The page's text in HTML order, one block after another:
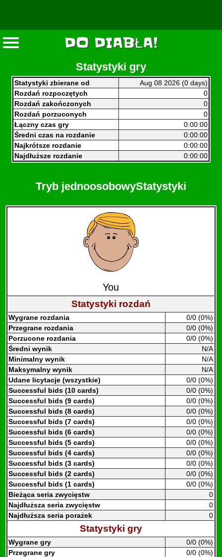
DO DIABŁA!
Statystyki gry
Statystyki zbierane od
Aug 08 2026 (0 days)
Rozdań rozpoczętych
0
Rozdań zakończonych
0
Rozdań porzuconych
0
Łączny czas gry
0:00:00
Średni czas na rozdanie
0:00:00
Najkrótsze rozdanie
0:00:00
Najdłuższe rozdanie
0:00:00
Tryb jednoosobowyStatystyki
You
Statystyki rozdań
Wygrane rozdania
0/0 (0%)
Przegrane rozdania
0/0 (0%)
Porzucone rozdania
0/0 (0%)
Średni wynik
N/A
Minimalny wynik
N/A
Maksymalny wynik
N/A
Udane licytacje (wszystkie)
0/0 (0%)
Successful bids (10 cards)
0/0 (0%)
Successful bids (9 cards)
0/0 (0%)
Successful bids (8 cards)
0/0 (0%)
Successful bids (7 cards)
0/0 (0%)
Successful bids (6 cards)
0/0 (0%)
Successful bids (5 cards)
0/0 (0%)
Successful bids (4 cards)
0/0 (0%)
Successful bids (3 cards)
0/0 (0%)
Successful bids (2 cards)
0/0 (0%)
Successful bids (1 cards)
0/0 (0%)
Bieżąca seria zwycięstw
0
Najdłuższa seria zwycięstw
0
Najdłuższa seria porażek
0
Statystyki gry
Wygrane gry
0/0 (0%)
Przegrane gry
0/0 (0%)